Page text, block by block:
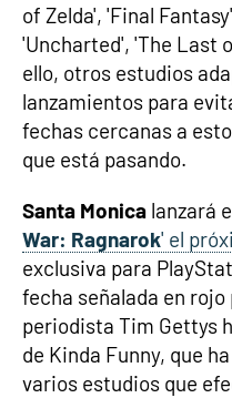
of Zelda', 'Final
'Uncharted', 'The Last
ello, otros estudios
lanzamientos para
fechas cercanas a
que está pasando.
Santa Monica lanzará
War: Ragnarok' el
exclusiva para
fecha señalada en
periodista Tim Gettys
de Kinda Funny, que
varios estudios que